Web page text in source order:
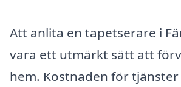
Att anlita en tapetserare i
vara ett utmärkt sätt att
hem. Kostnaden för